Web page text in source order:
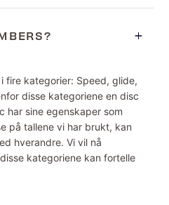
fire kategorier: Speed, glide,
disse kategoriene en disc
har sine egenskaper som
på tallene vi har brukt, kan
hverandre. Vi vil nå
kategoriene kan fortelle